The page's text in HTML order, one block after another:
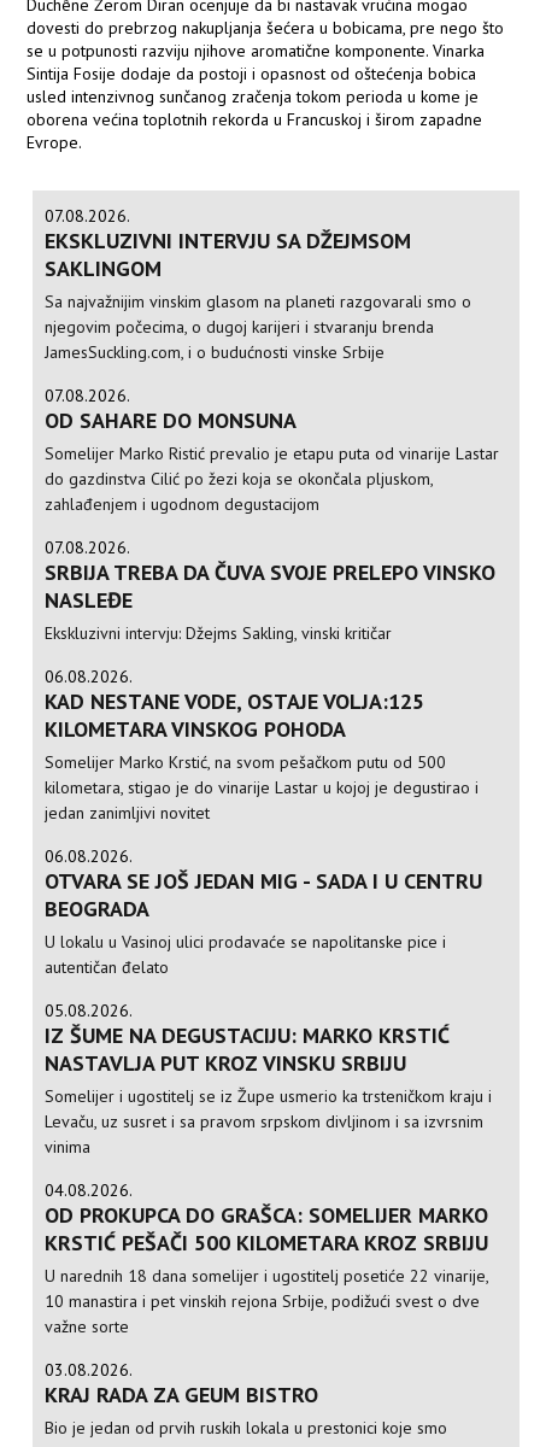
Duchêne Žerom Diran ocenjuje da bi nastavak vrućina mogao
dovesti do prebrzog nakupljanja šećera u bobicama, pre nego što
se u potpunosti razviju njihove aromatične komponente. Vinarka
Sintija Fosije dodaje da postoji i opasnost od oštećenja bobica
usled intenzivnog sunčanog zračenja tokom perioda u kome je
oborena većina toplotnih rekorda u Francuskoj i širom zapadne
Evrope.
07.08.2026.
EKSKLUZIVNI INTERVJU SA DŽEJMSOM
SAKLINGOM
Sa najvažnijim vinskim glasom na planeti razgovarali smo o
njegovim počecima, o dugoj karijeri i stvaranju brenda
JamesSuckling.com, i o budućnosti vinske Srbije
07.08.2026.
OD SAHARE DO MONSUNA
Somelijer Marko Ristić prevalio je etapu puta od vinarije Lastar
do gazdinstva Cilić po žezi koja se okončala pljuskom,
zahlađenjem i ugodnom degustacijom
07.08.2026.
SRBIJA TREBA DA ČUVA SVOJE PRELEPO VINSKO
NASLEĐE
Ekskluzivni intervju: Džejms Sakling, vinski kritičar
06.08.2026.
KAD NESTANE VODE, OSTAJE VOLJA:125
KILOMETARA VINSKOG POHODA
Somelijer Marko Krstić, na svom pešačkom putu od 500
kilometara, stigao je do vinarije Lastar u kojoj je degustirao i
jedan zanimljivi novitet
06.08.2026.
OTVARA SE JOŠ JEDAN MIG - SADA I U CENTRU
BEOGRADA
U lokalu u Vasinoj ulici prodavaće se napolitanske pice i
autentičan đelato
05.08.2026.
IZ ŠUME NA DEGUSTACIJU: MARKO KRSTIĆ
NASTAVLJA PUT KROZ VINSKU SRBIJU
Somelijer i ugostitelj se iz Župe usmerio ka trsteničkom kraju i
Levaču, uz susret i sa pravom srpskom divljinom i sa izvrsnim
vinima
04.08.2026.
OD PROKUPCA DO GRAŠCA: SOMELIJER MARKO
KRSTIĆ PEŠAČI 500 KILOMETARA KROZ SRBIJU
U narednih 18 dana somelijer i ugostitelj posetiće 22 vinarije,
10 manastira i pet vinskih rejona Srbije, podižući svest o dve
važne sorte
03.08.2026.
KRAJ RADA ZA GEUM BISTRO
Bio je jedan od prvih ruskih lokala u prestonici koje smo